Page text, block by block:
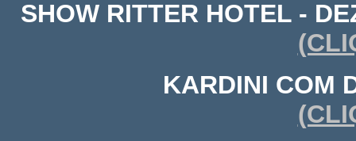
SHOW RITTER HOTEL -
KARDINI COM